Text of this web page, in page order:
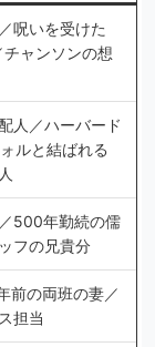
呪いを受けた
ャンソンの想
人／ハーバード
ルと結ばれる
500年勤続の儒
フの兄貴分
前の両班の妻／
担当